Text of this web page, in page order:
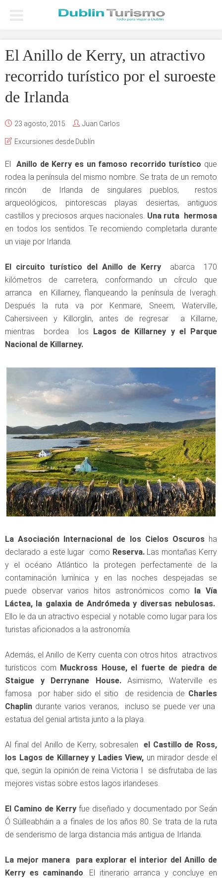
El Anillo de Kerry, un atractivo
recorrido turístico por el suroeste
de Irlanda
23 agosto, 2015 Juan Carlos
Excursiones desde Dublín
ElAnillo de Kerry es un famoso recorrido turístico que
rodea la península del mismo nombre. Se trata de un remoto
rincón de Irlanda de singulares pueblos, restos
arqueológicos, pintorescas playas desiertas, antiguos
castillos y preciosos arques nacionales. Una ruta hermosa
en todos los sentidos. Te recomiendo completarla durante
un viaje por Irlanda.
El circuito turístico del Anillo de Kerry
abarca 170
kilómetros de carretera, conformando un círculo que
arranca en Killarney, flanqueando la península de Iveragh.
Después la ruta va por Kenmare, Sneem, Waterville,
Cahersiveen y Killorglin, antes de regresar a Killarne,
mientras bordea los Lagos de Killarney y el Parque
Nacional de Killarney.
La Asociación Internacional de los Cielos Oscurosha
declarado a este lugar como Reserva. Las montañas Kerry
y el océano Atlántico la protegen perfectamente de la
contaminación lumínica y en las noches despejadas se
puede observar varios hitos astronómicos como la Vía
Láctea, la galaxia de Andrómeda y diversas nebulosas.
Ello le da un atractivo especial y notable como lugar para los
turistas aficionados a la astronomía.
Además, el Anillo de Kerry cuenta con otros hitos atractivos
turísticos com Muckross House, el fuerte de piedra de
Staigue y Derrynane House.Asimismo, Waterville es
famosa por haber sido el sitio de residencia de Charles
Chaplin durante varios veranos, incluso se puede ver una
estatua del genial artista junto a la playa.
Al final del Anillo de Kerry, sobresalenel Castillo de Ross,
los Lagos de Killarney y Ladies View, un mirador desde el
que, según la opinión de reina Victoria I se disfrutaba de las
mejores vistas sobre estos lagos irlandeses.
El Camino de Kerry fue diseñado y documentado por Seán
Ó Súilleabháin a a finales de los años 80. Se trata de la ruta
de senderismo de larga distancia más antigua de Irlanda.
La mejor manera para explorar el interior del Anillo de
Kerry es caminando . El itinerario arranca y concluye en